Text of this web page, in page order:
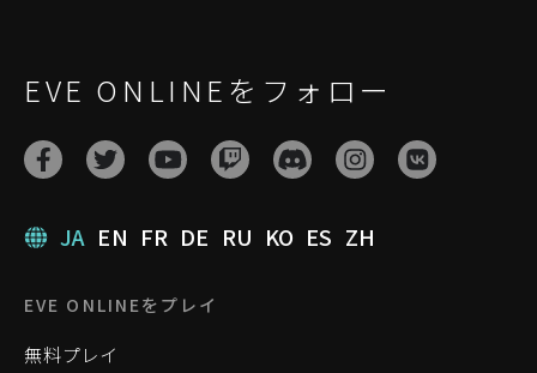
EVE ONLINEをフォロー
JA EN FR DE RU KO ES ZH
EVE ONLINEをプレイ
無料プレイ